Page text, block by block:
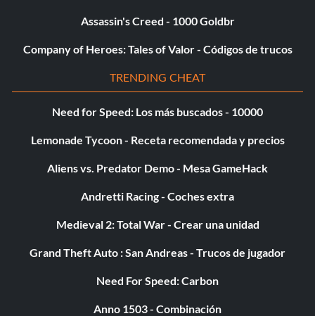
Assassin's Creed - 1000 Goldbr
Company of Heroes: Tales of Valor - Códigos de trucos
TRENDING CHEAT
Need for Speed: Los más buscados - 10000
Lemonade Tycoon - Receta recomendada y precios
Aliens vs. Predator Demo - Mesa GameHack
Andretti Racing - Coches extra
Medieval 2: Total War - Crear una unidad
Grand Theft Auto : San Andreas - Trucos de jugador
Need For Speed: Carbon
Anno 1503 - Combinación